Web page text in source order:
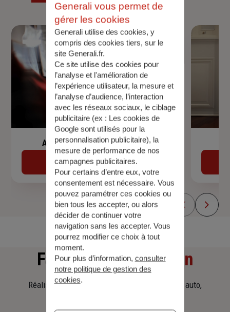
Assurance de prêt immobilier
Découvrir
Faitesune simulation
Réalisez une simulation tarifaire d'assurance, auto,
Generali vous permet de
gérer les cookies
Generali utilise des cookies, y
compris des cookies tiers, sur le
site Generali.fr.
Ce site utilise des cookies pour
l’analyse et l'amélioration de
l’expérience utilisateur, la mesure et
l’analyse d’audience, l’interaction
avec les réseaux sociaux, le ciblage
publicitaire (ex : Les cookies de
Google sont utilisés pour la
personnalisation publicitaire), la
mesure de performance de nos
campagnes publicitaires.
Pour certains d’entre eux, votre
consentement est nécessaire. Vous
pouvez paramétrer ces cookies ou
bien tous les accepter, ou alors
décider de continuer votre
navigation sans les accepter. Vous
pourrez modifier ce choix à tout
moment.
Pour plus d’information, consulter
notre politique de gestion des
cookies.